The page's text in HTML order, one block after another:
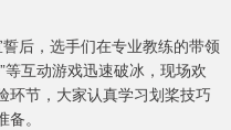
后，选手们在专业教练的带领
互动游戏迅速破冰，现场欢
环节，大家认真学习划桨技巧
。